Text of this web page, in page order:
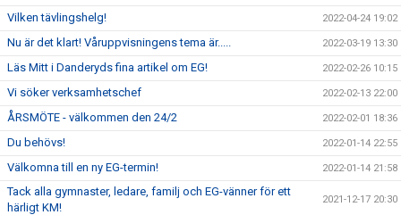
Vilken tävlingshelg! 2022-04-24 19:02
Nu är det klart! Våruppvisningens tema är..... 2022-03-19 13:30
Läs Mitt i Danderyds fina artikel om EG! 2022-02-26 10:15
Vi söker verksamhetschef 2022-02-13 22:00
ÅRSMÖTE - välkommen den 24/2 2022-02-01 18:36
Du behövs! 2022-01-14 22:55
Välkomna till en ny EG-termin! 2022-01-14 21:58
Tack alla gymnaster, ledare, familj och EG-vänner för ett
härligt KM!
2021-12-17 20:30